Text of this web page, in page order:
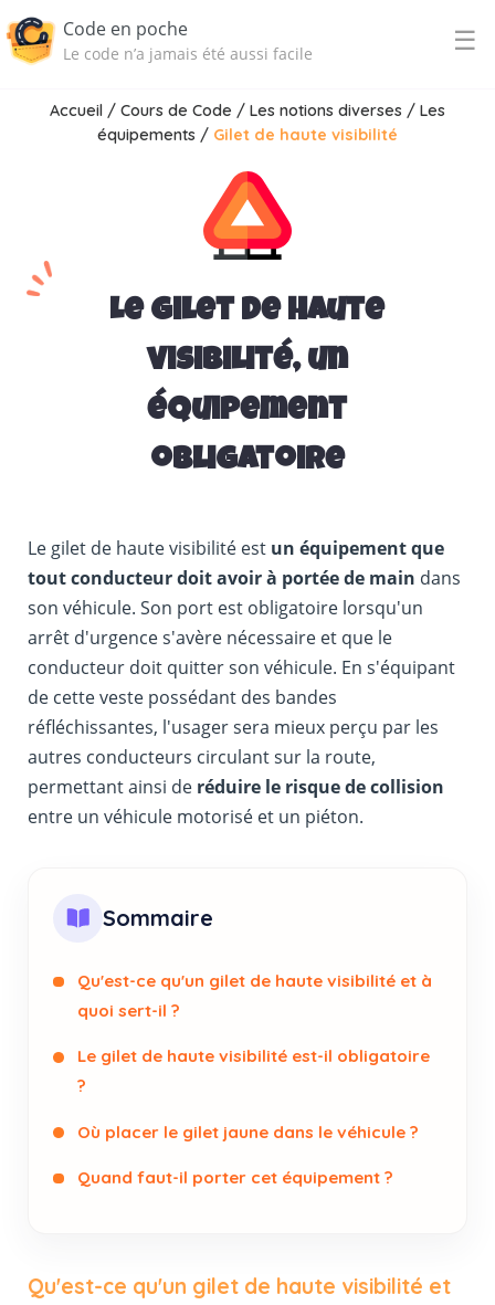
Code en poche
Le code n’a jamais été aussi facile ☰
Accueil / Cours de Code / Les notions diverses / Les
équipements / Gilet de haute visibilité
Le gilet de haute
visibilité, un
équipement
obligatoire
Le gilet de haute visibilité est un équipement que
tout conducteur doit avoir à portée de main dans
son véhicule. Son port est obligatoire lorsqu'un
arrêt d'urgence s'avère nécessaire et que le
conducteur doit quitter son véhicule. En s'équipant
de cette veste possédant des bandes
réfléchissantes, l'usager sera mieux perçu par les
autres conducteurs circulant sur la route,
permettant ainsi de réduire le risque de collision
entre un véhicule motorisé et un piéton.
Sommaire
Qu'est-ce qu'un gilet de haute visibilité et à
quoi sert-il ?
Le gilet de haute visibilité est-il obligatoire
?
Où placer le gilet jaune dans le véhicule ?
Quand faut-il porter cet équipement ?
Qu'est-ce qu'un gilet de haute visibilité et